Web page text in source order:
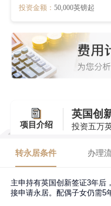
投资金额：50,000英镑起
项目介绍
英国创
投资五万
转永居条件 办理
主申持有英国创新签证3年后
接申请永居。配偶子女仍需5